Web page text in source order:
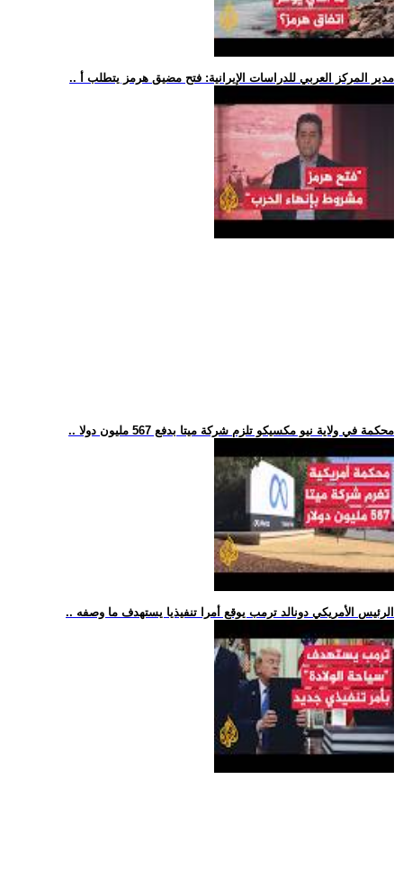
.. مدير المركز العربي للدراسات الإيرانية: فتح مضيق هرمز يتطلب أ
.. محكمة في ولاية نيو مكسيكو تلزم شركة ميتا بدفع 567 مليون دولا
.. الرئيس الأمريكي دونالد ترمب يوقع أمرا تنفيذيا يستهدف ما وصفه